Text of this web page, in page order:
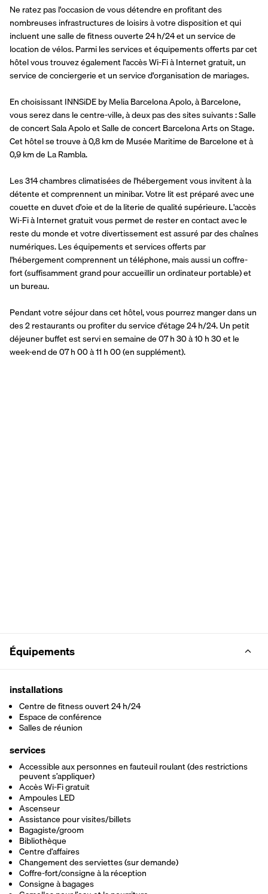
Ne ratez pas l'occasion de vous détendre en profitant des
nombreuses infrastructures de loisirs à votre disposition et qui
incluent une salle de fitness ouverte 24 h/24 et un service de
location de vélos. Parmi les services et équipements offerts par cet
hôtel vous trouvez également l'accès Wi-Fi à Internet gratuit, un
service de conciergerie et un service d'organisation de mariages.
En choisissant INNSiDE by Melia Barcelona Apolo, à Barcelone,
vous serez dans le centre-ville, à deux pas des sites suivants : Salle
de concert Sala Apolo et Salle de concert Barcelona Arts on Stage.
Cet hôtel se trouve à 0,8 km de Musée Maritime de Barcelone et à
0,9 km de La Rambla.
Les 314 chambres climatisées de l'hébergement vous invitent à la
détente et comprennent un minibar. Votre lit est préparé avec une
couette en duvet d'oie et de la literie de qualité supérieure. L'accès
Wi-Fi à Internet gratuit vous permet de rester en contact avec le
reste du monde et votre divertissement est assuré par des chaînes
numériques. Les équipements et services offerts par
l'hébergement comprennent un téléphone, mais aussi un coffre-
fort (suffisamment grand pour accueillir un ordinateur portable) et
un bureau.
Pendant votre séjour dans cet hôtel, vous pourrez manger dans un
des 2 restaurants ou profiter du service d'étage 24 h/24. Un petit
déjeuner buffet est servi en semaine de 07 h 30 à 10 h 30 et le
week-end de 07 h 00 à 11 h 00 (en supplément).
Équipements
installations
Centre de fitness ouvert 24 h/24
Espace de conférence
Salles de réunion
services
Accessible aux personnes en fauteuil roulant (des restrictions
peuvent s’appliquer)
Accès Wi-Fi gratuit
Ampoules LED
Ascenseur
Assistance pour visites/billets
Bagagiste/groom
Bibliothèque
Centre d’affaires
Changement des serviettes (sur demande)
Coffre-fort/consigne à la réception
Consigne à bagages